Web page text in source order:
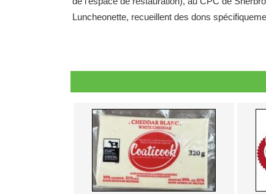
Luncheonette, recueillent des dons